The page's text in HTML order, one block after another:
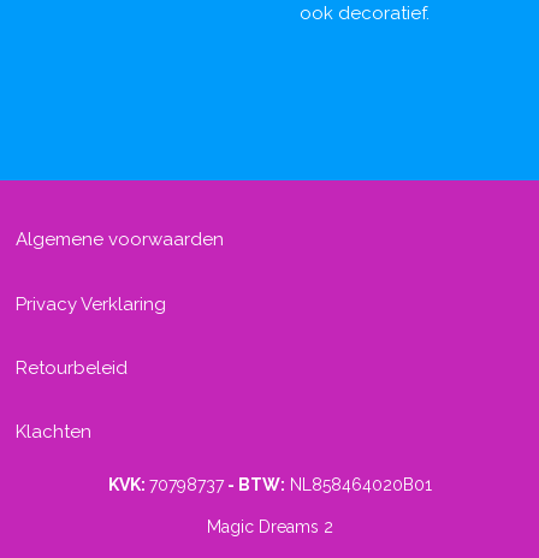
ook decoratief.
Algemene voorwaarden
Privacy Verklaring
Retourbeleid
Klachten
KVK: 70798737- BTW: NL858464020B01
Magic Dreams 2